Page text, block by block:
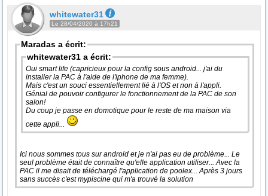
whitewater31
Le 28/04/2020 à 17h21
Maradas a écrit:
whitewater31 a écrit:
Oui smart life (capricieux pour la config sous android... j'ai du
installer la PAC à l'aide de l'iphone de ma femme).
Mais c'est un souci essentiellement lié à l'OS et non à l'appli.
Génial de pouvoir configurer le fonctionnement de la PAC de son
salon!
Du coup je passe en domotique pour le reste de ma maison via
cette appli...
Ici nous sommes tous sur android et je n'ai pas eu de problème... Le
seul problème était de connaître qu'elle application utiliser... Avec la
PAC il me disait de téléchargé l'application de poolex... Après 3 jours
sans succès c'est mypiscine qui m'a trouvé la solution